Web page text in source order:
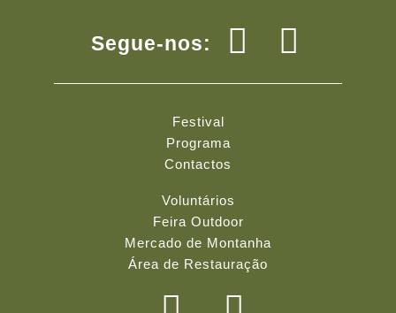
Segue-nos:
Festival
Programa
Contactos
Voluntários
Feira Outdoor
Mercado de Montanha
Área de Restauração